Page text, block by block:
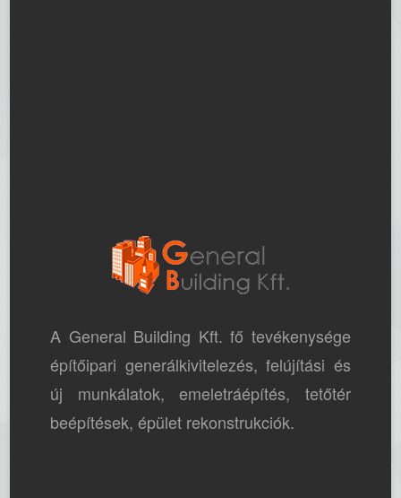
A General Building Kft. fő tevékenysége
építőipari generálkivitelezés, felújítási és
új munkálatok, emeletráépítés, tetőtér
beépítések, épület rekonstrukciók.